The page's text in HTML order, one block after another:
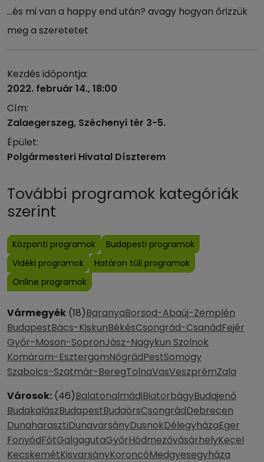
…és mi van a happy end után? avagy hogyan őrizzük
meg a szeretetet
Kezdés időpontja:
2022. február 14., 18:00
Cím:
Zalaegerszeg, Széchenyi tér 3-5.
Épület:
Polgármesteri Hivatal Díszterem
További programok kategóriák
szerint
Központi programok
Budapesti programok
Vidéki programok
Határon túli programok
Online programok
Vármegyék (18)BaranyaBorsod-Abaúj-Zemplén
BudapestBács-KiskunBékésCsongrád-CsanádFejér
Győr-Moson-SopronJász-Nagykun Szolnok
Komárom-EsztergomNógrádPestSomogy
Szabolcs-Szatmár-BeregTolnaVasVeszprémZala
Városok: (46)BalatonalmádiBiatorbágyBudajenő
BudakalászBudapestBudaörsCsongrádDebrecen
DunaharasztiDunavarsányDusnokDélegyházaEger
FonyódFótGalgagutaGyőrHódmezővásárhelyKecel
KecskemétKisvarsányKoroncóMedgyesegyháza